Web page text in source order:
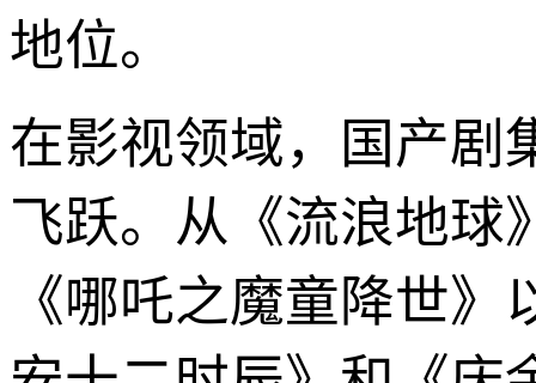
地位。
在影视领域，国产剧
飞跃。从《流浪地球
《哪吒之魔童降世